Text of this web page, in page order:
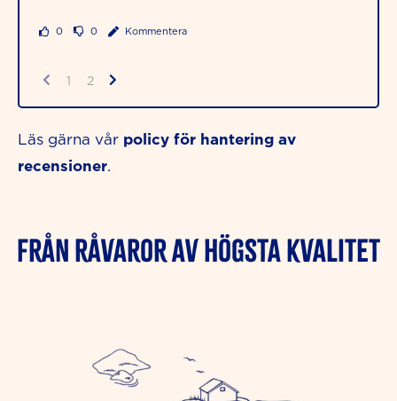
0 0 Kommentera
1 2
Läs gärna vår policy för hantering av
recensioner.
FRÅN RÅVAROR AV HÖGSTA KVALITET